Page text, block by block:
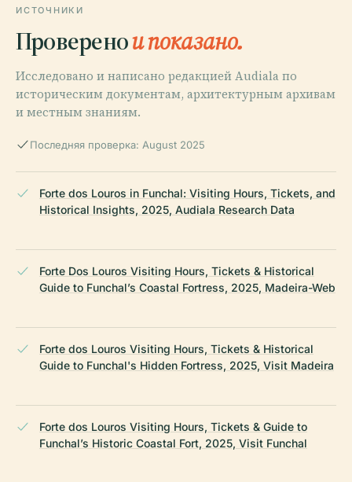
ИСТОЧНИКИ
Проверенои показано.
Исследовано и написано редакцией Audiala по
историческим документам, архитектурным архивам
и местным знаниям.
Последняя проверка: August 2025
Forte dos Louros in Funchal: Visiting Hours, Tickets, and
Historical Insights, 2025, Audiala Research Data
Forte Dos Louros Visiting Hours, Tickets & Historical
Guide to Funchal’s Coastal Fortress, 2025, Madeira-Web
Forte dos Louros Visiting Hours, Tickets & Historical
Guide to Funchal's Hidden Fortress, 2025, Visit Madeira
Forte dos Louros Visiting Hours, Tickets & Guide to
Funchal’s Historic Coastal Fort, 2025, Visit Funchal